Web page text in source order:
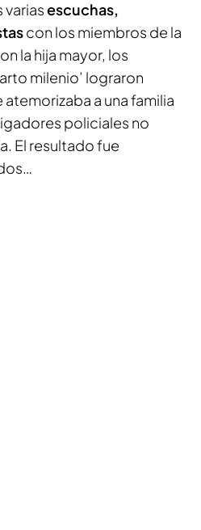
variasescuchas,
con los miembros de la
la hija mayor, los
milenio’ lograron
a una familia
policiales no
El resultado fue